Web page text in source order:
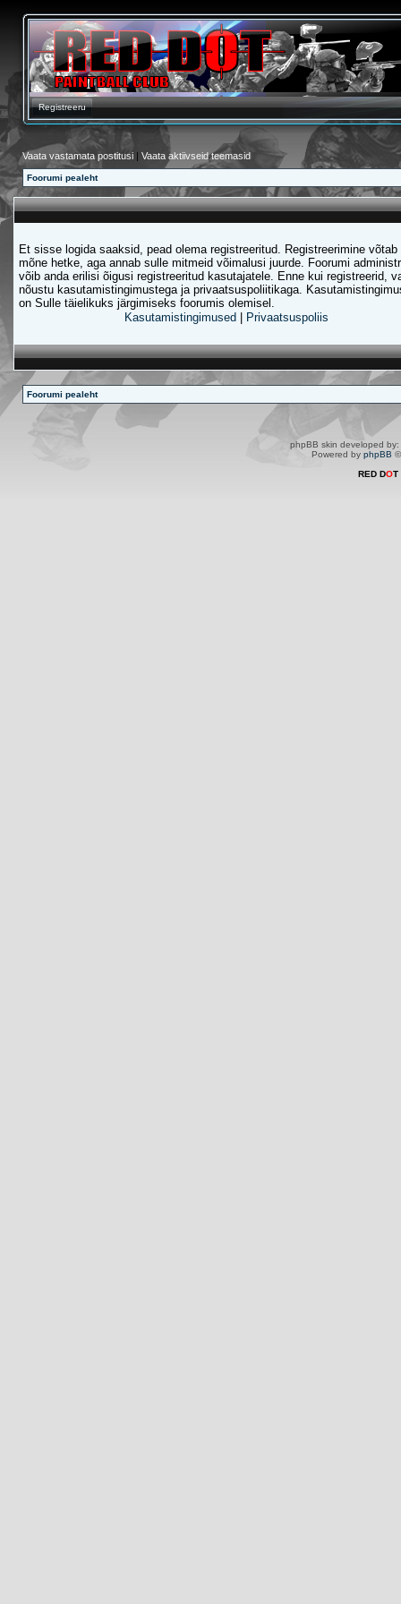
Registreeru
Vaata vastamata postitusi | Vaata aktiivseid teemasid
Foorumi pealeht
Et sisse logida saaksid, pead olema registreeritud. Registreerimine võtab
mõne hetke, aga annab sulle mitmeid võimalusi juurde. Foorumi
võib anda erilisi õigusi registreeritud kasutajatele. Enne kui registreerid,
nõustu kasutamistingimustega ja privaatsuspoliitikaga.
on Sulle täielikuks järgimiseks foorumis olemisel.
Kasutamistingimused
Privaatsuspoliis
Foorumi pealeht
phpBB skin developed by:
Powered by phpBB
RED DOT